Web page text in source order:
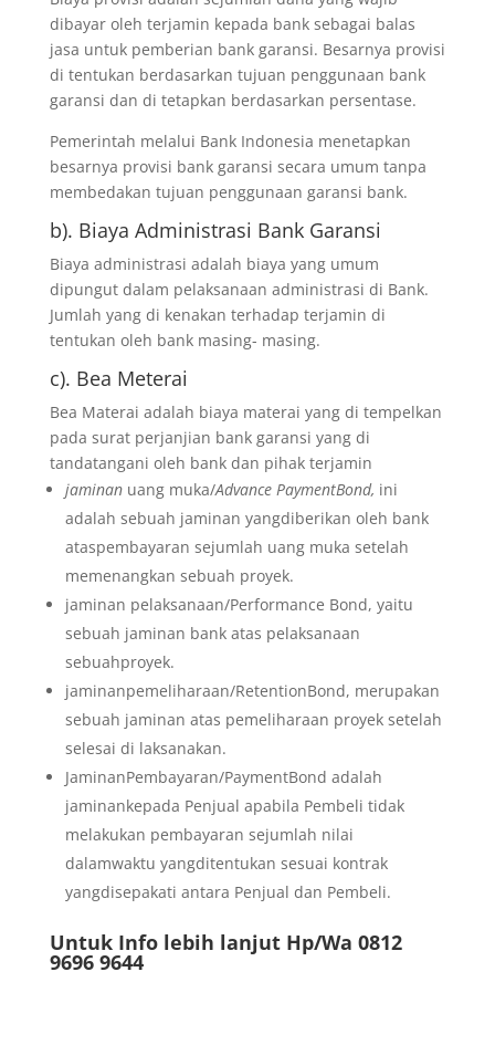
dibayar oleh terjamin kepada bank sebagai balas
jasa untuk pemberian bank garansi. Besarnya provisi
di tentukan berdasarkan tujuan penggunaan bank
garansi dan di tetapkan berdasarkan persentase.
Pemerintah melalui Bank Indonesia menetapkan
besarnya provisi bank garansi secara umum tanpa
membedakan tujuan penggunaan garansi bank.
b). Biaya Administrasi Bank Garansi
Biaya administrasi adalah biaya yang umum
dipungut dalam pelaksanaan administrasi di Bank.
Jumlah yang di kenakan terhadap terjamin di
tentukan oleh bank masing- masing.
c). Bea Meterai
Bea Materai adalah biaya materai yang di tempelkan
pada surat perjanjian bank garansi yang di
tandatangani oleh bank dan pihak terjamin
jaminan uang muka/Advance PaymentBond, ini
adalah sebuah jaminan yangdiberikan oleh bank
ataspembayaran sejumlah uang muka setelah
memenangkan sebuah proyek.
jaminan pelaksanaan/Performance Bond, yaitu
sebuah jaminan bank atas pelaksanaan
sebuahproyek.
jaminanpemeliharaan/RetentionBond, merupakan
sebuah jaminan atas pemeliharaan proyek setelah
selesai di laksanakan.
JaminanPembayaran/PaymentBond adalah
jaminankepada Penjual apabila Pembeli tidak
melakukan pembayaran sejumlah nilai
dalamwaktu yangditentukan sesuai kontrak
yangdisepakati antara Penjual dan Pembeli.
Untuk Info lebih lanjut Hp/Wa 0812
9696 9644